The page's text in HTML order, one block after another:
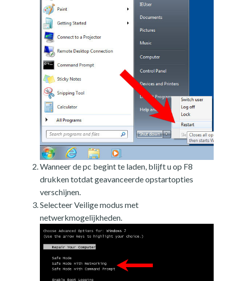
Wanneer de pc begint te laden, blijft u op F8
drukken totdat geavanceerde opstartopties
verschijnen.
Selecteer Veilige modus met
netwerkmogelijkheden.